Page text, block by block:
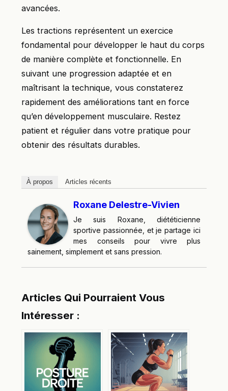
avancées.
Les tractions représentent un exercice
fondamental pour développer le haut du corps
de manière complète et fonctionnelle. En
suivant une progression adaptée et en
maîtrisant la technique, vous constaterez
rapidement des améliorations tant en force
qu’en développement musculaire. Restez
patient et régulier dans votre pratique pour
obtenir des résultats durables.
À propos Articles récents
Roxane Delestre-Vivien
Je suis Roxane, diététicienne
sportive passionnée, et je partage ici
mes conseils pour vivre plus
sainement, simplement et sans pression.
Articles Qui Pourraient Vous
Intéresser :